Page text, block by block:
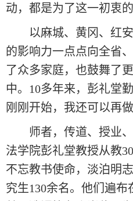
动，都是为了这一初衷
以麻城、黄冈、红
的影响力一点点向全省
了众多家庭，也鼓舞了
中。10多年来，彭礼堂
刚刚开始，我还可以再做
师者，传道、授业
法学院彭礼堂教授从教
不忘教书使命，淡泊明
究生130余名。他们遍